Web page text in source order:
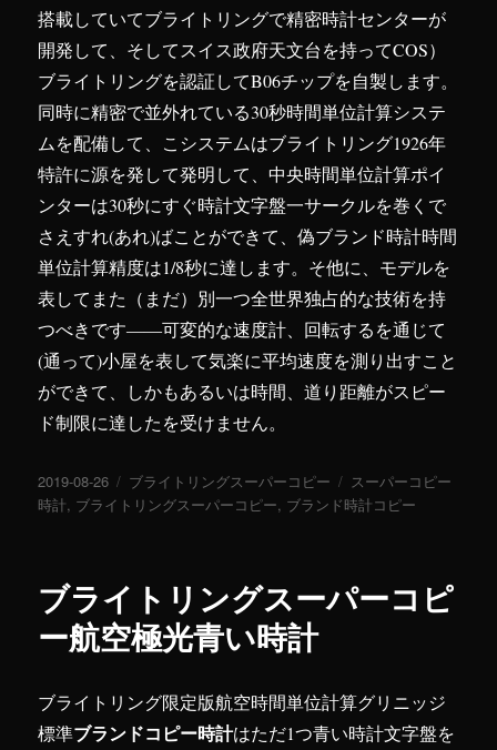
搭載していてブライトリングで精密時計センターが
開発して、そしてスイス政府天文台を持ってCOS）
ブライトリングを認証してB06チップを自製します。
同時に精密で並外れている30秒時間単位計算システ
ムを配備して、こシステムはブライトリング1926年
特許に源を発して発明して、中央時間単位計算ポイ
ンターは30秒にすぐ時計文字盤一サークルを巻くで
さえすれ(あれ)ばことができて、偽ブランド時計時間
単位計算精度は1/8秒に達します。そ他に、モデルを
表してまた（まだ）別一つ全世界独占的な技術を持
つべきです――可変的な速度計、回転するを通じて
(通って)小屋を表して気楽に平均速度を測り出すこと
ができて、しかもあるいは時間、道り距離がスピー
ド制限に達したを受けません。
投
稿
2019-08-26
カ
テ
ブライトリングスーパーコピー
タ
グ
スーパーコピー
時計, ブライトリングスーパーコピー, ブランド時計コピー
ブライトリングスーパーコピ
ー航空極光青い時計
ブライトリング限定版航空時間単位計算グリニッジ
標準ブランドコピー時計はただ1つ青い時計文字盤を